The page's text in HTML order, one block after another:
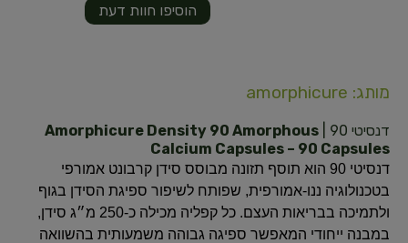
הוסיפו חוות דעת
מותג: amorphicure
דנסיטי 90 |
Amorphicure Density 90 Amorphous
Calcium Capsules – 90 Capsules
דנסיטי 90 הוא תוסף תזונה מבוסס סידן קרבונט אמורפי
בטכנולוגיה ננו-אמורפית, שפותח לשיפור ספיגת הסידן בגוף
ולתמיכה בבריאות העצם. כל קפליה מכילה כ-250 מ״ג סידן,
במבנה ייחודי המאפשר ספיגה גבוהה משמעותית בהשוואה